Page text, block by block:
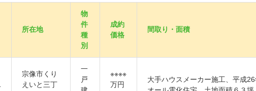
所在地
物
件
種
別
成約
価格
間取り・面積
宗像市くり
えいと三丁
一
戸
※※※※
万円
大手ハウスメーカー施工、平成